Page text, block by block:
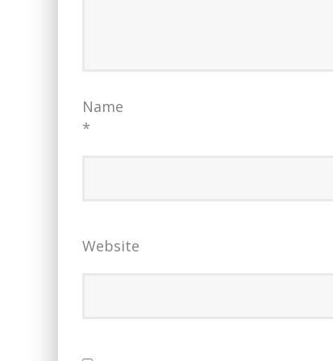
Name
*
Website